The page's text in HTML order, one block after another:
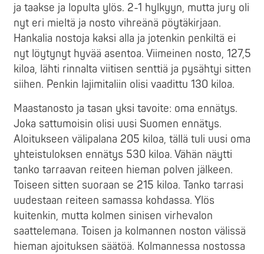
ja taakse ja lopulta ylös. 2-1 hylkyyn, mutta jury oli
nyt eri mieltä ja nosto vihreänä pöytäkirjaan.
Hankalia nostoja kaksi alla ja jotenkin penkiltä ei
nyt löytynyt hyvää asentoa. Viimeinen nosto, 127,5
kiloa, lähti rinnalta viitisen senttiä ja pysähtyi sitten
siihen. Penkin lajimitaliin olisi vaadittu 130 kiloa.
Maastanosto ja tasan yksi tavoite: oma ennätys.
Joka sattumoisin olisi uusi Suomen ennätys.
Aloitukseen välipalana 205 kiloa, tällä tuli uusi oma
yhteistuloksen ennätys 530 kiloa. Vähän näytti
tanko tarraavan reiteen hieman polven jälkeen.
Toiseen sitten suoraan se 215 kiloa. Tanko tarrasi
uudestaan reiteen samassa kohdassa. Ylös
kuitenkin, mutta kolmen sinisen virhevalon
saattelemana. Toisen ja kolmannen noston välissä
hieman ajoituksen säätöä. Kolmannessa nostossa